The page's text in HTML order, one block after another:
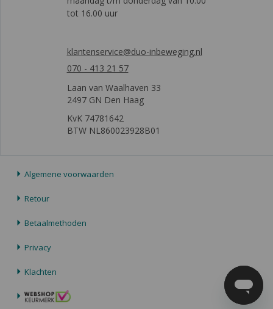
tot 16.00 uur
klantenservice@duo-inbeweging.nl
070 - 413 21 57
Laan van Waalhaven 33
2497 GN Den Haag
KvK 74781642
BTW NL860023928B01
Algemene voorwaarden
Retour
Betaalmethoden
Privacy
Klachten